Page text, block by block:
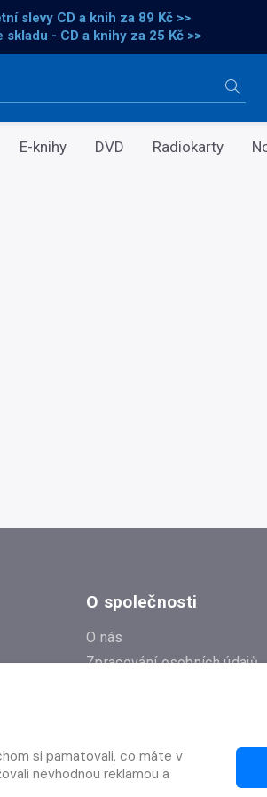
slevy CD a knih za 89 Kč >>
skladu - CD a knihy za 25 Kč >>
E-knihy DVD Radiokarty
O společnosti
O nás
Zpracování osobních údajů
si pamatovali, co máte v
nevhodnou reklamou a